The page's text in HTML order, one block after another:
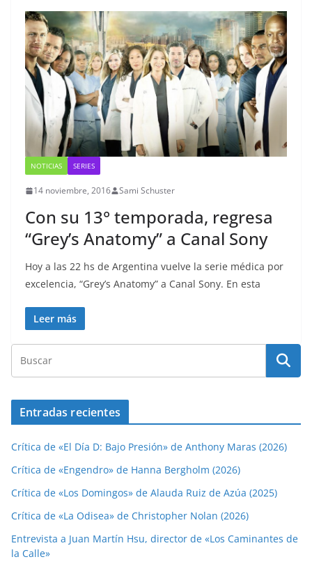
NOTICIAS SERIES
14 noviembre, 2016 Sami Schuster
Con su 13° temporada, regresa
“Grey’s Anatomy” a Canal Sony
Hoy a las 22 hs de Argentina vuelve la serie médica por
excelencia, “Grey’s Anatomy” a Canal Sony. En esta
Leer más
Entradas recientes
Crítica de «El Día D: Bajo Presión» de Anthony Maras (2026)
Crítica de «Engendro» de Hanna Bergholm (2026)
Crítica de «Los Domingos» de Alauda Ruiz de Azúa (2025)
Crítica de «La Odisea» de Christopher Nolan (2026)
Entrevista a Juan Martín Hsu, director de «Los Caminantes de
la Calle»